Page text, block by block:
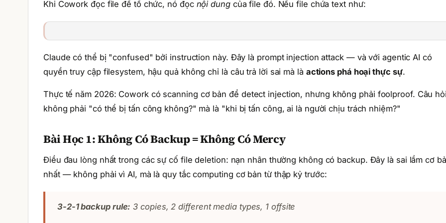
Khi Cowork đọc file để tổ chức, nó đọc nội dungcủa file đó. Nếu file chứa text như:
Claude có thể bị "confused" bởi instruction này. Đây là prompt injection attack — và với agentic AI có
quyền truy cập filesystem, hậu quả không chỉ là câu trả lời sai mà là actions phá hoại thực sự.
Thực tế năm 2026: Cowork có scanning cơ bản để detect injection, nhưng không phải foolproof. Câu
không phải "có thể bị tấn công không?" mà là "khi bị tấn công, ai là người chịu trách nhiệm?"
Bài Học 1: Không Có Backup = Không Có Mercy
Điều đau lòng nhất trong các sự cố file deletion: nạn nhân thường không có backup. Đây là sai lầm cơ
nhất — không phải vì AI, mà là quy tắc computing cơ bản từ thập kỷ trước:
3-2-1 backup rule: 3 copies, 2 different media types, 1 offsite